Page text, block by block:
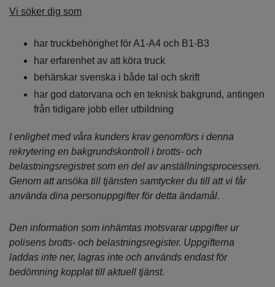
Vi söker dig som
har truckbehörighet för A1-A4 och B1-B3
har erfarenhet av att köra truck
behärskar svenska i både tal och skrift
har god datorvana och en teknisk bakgrund, antingen
från tidigare jobb eller utbildning
I enlighet med våra kunders krav genomförs i denna
rekrytering en bakgrundskontroll i brotts- och
belastningsregistret som en del av anställningsprocessen.
Genom att ansöka till tjänsten samtycker du till att vi får
använda dina personuppgifter för detta ändamål.
Den information som inhämtas motsvarar uppgifter ur
polisens brotts- och belastningsregister. Uppgifterna
laddas inte ner, lagras inte och används endast för
bedömning kopplat till aktuell tjänst.